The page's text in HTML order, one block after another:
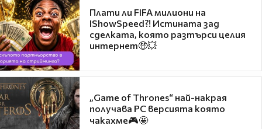
Плати ли FIFA милиони на
IShowSpeed?! Истината зад
сделката, която разтърси целия
интернет🤑💥
„Game of Thrones“ най-накрая
получава PC версията която
чакахме🎮🤩